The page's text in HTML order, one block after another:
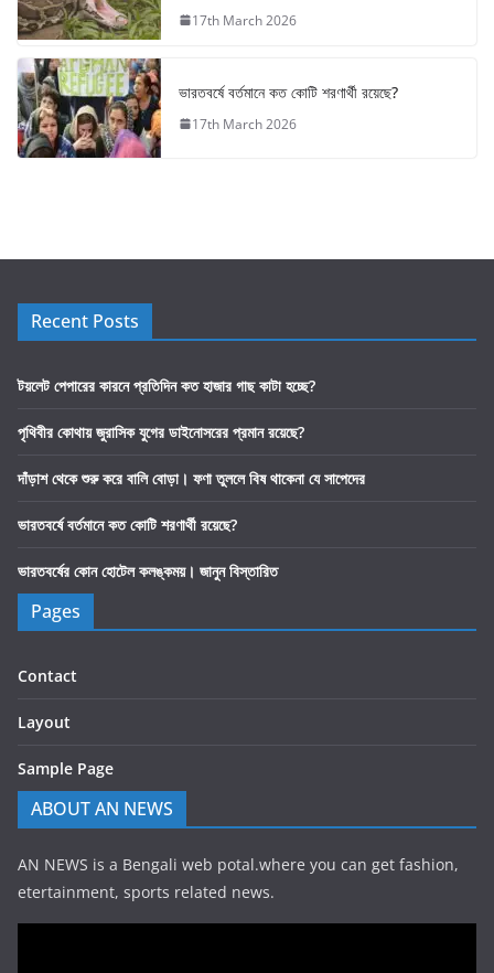
17th March 2026
ভারতবর্ষে বর্তমানে কত কোটি শরণার্থী রয়েছে?
17th March 2026
Recent Posts
টয়লেট পেপারের কারনে প্রতিদিন কত হাজার গাছ কাটা হচ্ছে?
পৃথিবীর কোথায় জুরাসিক যুগের ডাইনোসরের প্রমান রয়েছে?
দাঁড়াশ থেকে শুরু করে বালি বোড়া। ফণা তুললে বিষ থাকেনা যে সাপেদের
ভারতবর্ষে বর্তমানে কত কোটি শরণার্থী রয়েছে?
ভারতবর্ষের কোন হোটেল কলঙ্কময়। জানুন বিস্তারিত
Pages
Contact
Layout
Sample Page
ABOUT AN NEWS
AN NEWS is a Bengali web potal.where you can get fashion,
etertainment, sports related news.